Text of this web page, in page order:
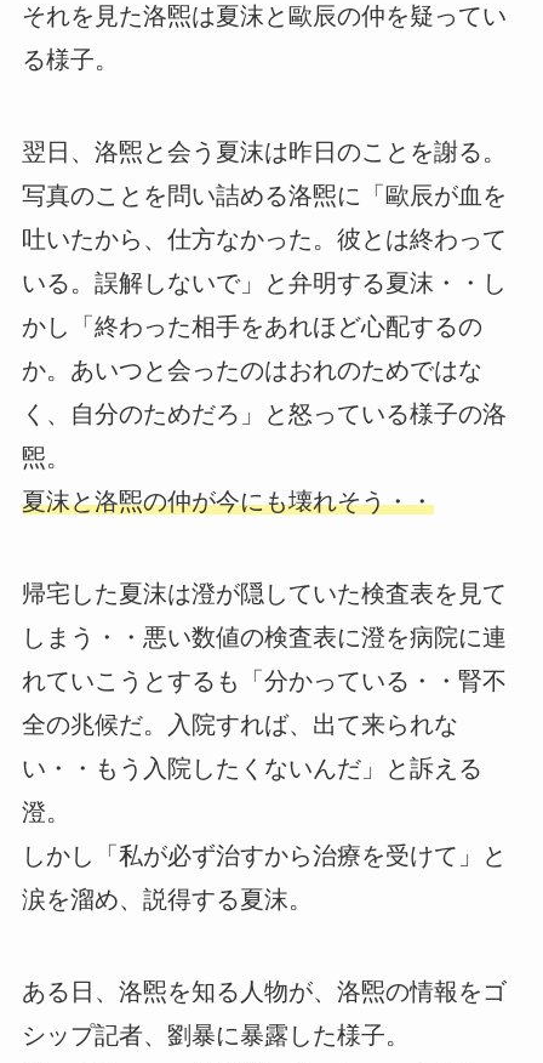
それを見た洛煕は夏沫と歐辰の仲を疑ってい
る様子。
翌日、洛煕と会う夏沫は昨日のことを謝る。
写真のことを問い詰める洛煕に「歐辰が血を
吐いたから、仕方なかった。彼とは終わって
いる。誤解しないで」と弁明する夏沫・・し
かし「終わった相手をあれほど心配するの
か。あいつと会ったのはおれのためではな
く、自分のためだろ」と怒っている様子の洛
煕。
夏沫と洛煕の仲が今にも壊れそう・・
帰宅した夏沫は澄が隠していた検査表を見て
しまう・・悪い数値の検査表に澄を病院に連
れていこうとするも「分かっている・・腎不
全の兆候だ。入院すれば、出て来られな
い・・もう入院したくないんだ」と訴える
澄。
しかし「私が必ず治すから治療を受けて」と
涙を溜め、説得する夏沫。
ある日、洛煕を知る人物が、洛煕の情報をゴ
シップ記者、劉暴に暴露した様子。